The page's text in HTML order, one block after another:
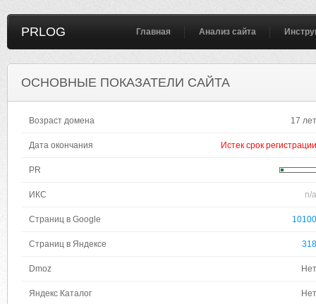
PRLOG Главная Анализ сайта
ОСНОВНЫЕ ПОКАЗАТЕЛИ САЙТА
Возраст домена 17 лет
Дата окончания Истек срок регистрации
PR
ИКС n/a
Страниц в Google 10100
Страниц в Яндексе 318
Dmoz Нет
Яндекс Каталог Нет